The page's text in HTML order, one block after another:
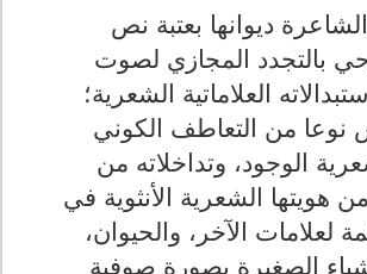
ديوانها بعتبة نص
بالتجدد المجازي لصوت
العلاماتية الشعرية؛
نوعا من التعاطف الكوني
الوجود، وتداخلاته من
هويتها الشعرية الأنثوية في
لعلامات الآخر، والحيوان،
الصغيرة بصورة صوفية